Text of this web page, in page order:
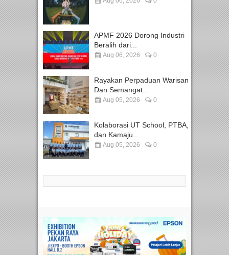
APMF 2026 Dorong Industri
Beralih dari...
Aug 06, 2026 0
Rayakan Perpaduan Warisan
Dan Semangat...
Aug 05, 2026 0
Kolaborasi UT School, PTBA,
dan Kamaju...
Aug 05, 2026 0